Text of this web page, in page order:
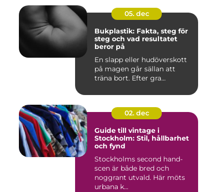
05. dec
Bukplastik: Fakta, steg för
steg och vad resultatet
beror på
En slapp eller hudöverskott
på magen går sällan att
träna bort. Efter gra...
02. dec
Guide till vintage i
Stockholm: Stil, hållbarhet
och fynd
Stockholms second hand-
scen är både bred och
noggrant utvald. Här möts
urbana k...